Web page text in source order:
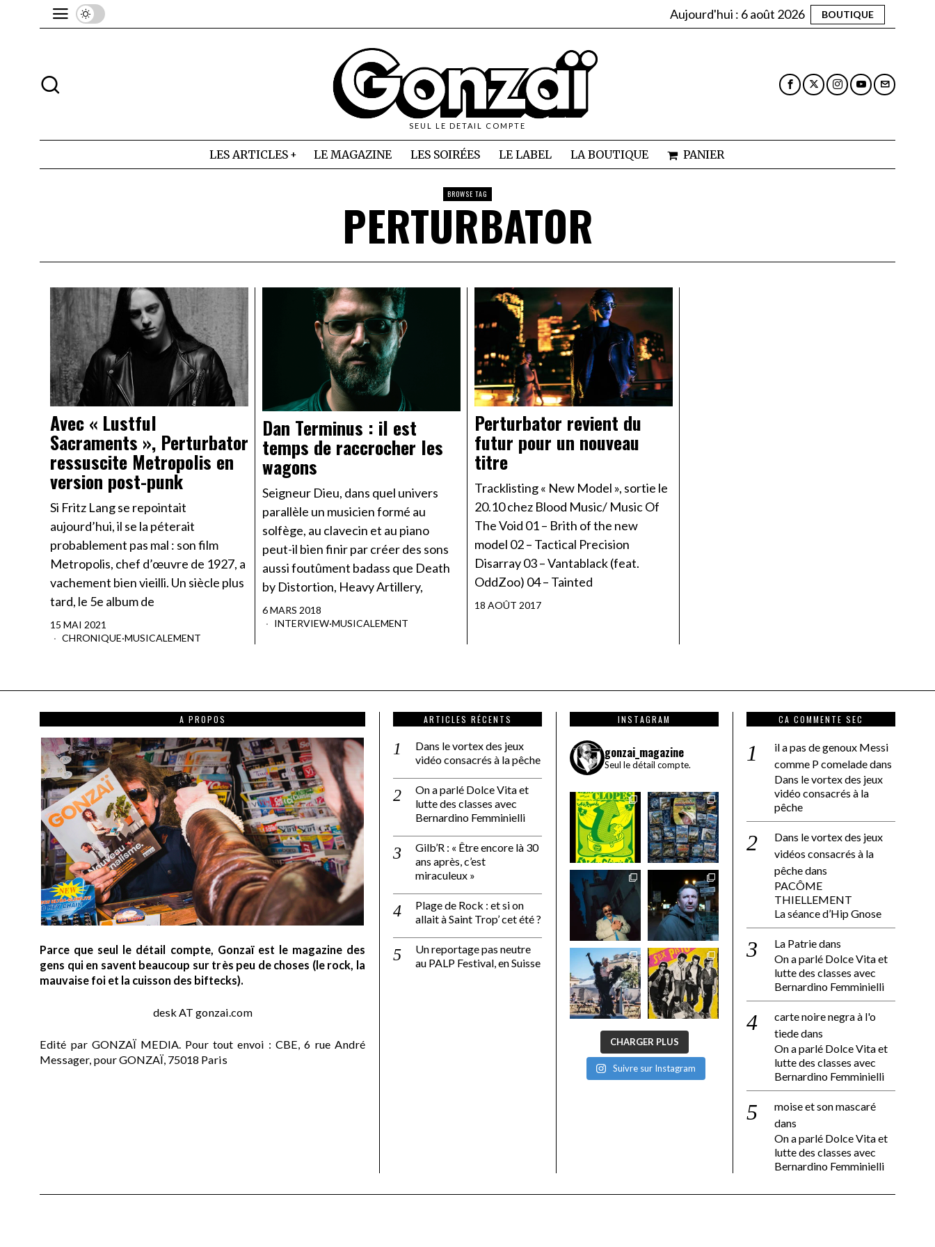
Aujourd'hui : 6 août 2026 BOUTIQUE
SEUL LE DETAIL COMPTE
LES ARTICLES LE MAGAZINE LES SOIRÉES LE LABEL LA BOUTIQUE PANIER
BROWSE TAG
PERTURBATOR
Avec « Lustful
Sacraments », Perturbator
ressuscite Metropolis en
version post-punk
Si Fritz Lang se repointait
aujourd’hui, il se la péterait
probablement pas mal : son film
Metropolis, chef d’œuvre de 1927, a
vachement bien vieilli. Un siècle plus
tard, le 5e album de
15 MAI 2021
CHRONIQUE·MUSICALEMENT
Dan Terminus : il est
temps de raccrocher les
wagons
Seigneur Dieu, dans quel univers
parallèle un musicien formé au
solfège, au clavecin et au piano
peut-il bien finir par créer des sons
aussi foutûment badass que Death
by Distortion, Heavy Artillery,
6 MARS 2018
INTERVIEW·MUSICALEMENT
Perturbator revient du
futur pour un nouveau
titre
Tracklisting « New Model », sortie le
20.10 chez Blood Music/ Music Of
The Void 01 – Brith of the new
model 02 – Tactical Precision
Disarray 03 – Vantablack (feat.
OddZoo) 04 – Tainted
18 AOÛT 2017
A PROPOS
Parce que seul le détail compte, Gonzaï est le magazine des
gens qui en savent beaucoup sur très peu de choses (le rock, la
mauvaise foi et la cuisson des biftecks).
desk AT gonzai.com
Edité par GONZAÏ MEDIA. Pour tout envoi : CBE, 6 rue André
Messager, pour GONZAÏ, 75018 Paris
ARTICLES RÉCENTS
Dans le vortex des jeux
vidéo consacrés à la pêche
On a parlé Dolce Vita et
lutte des classes avec
Bernardino Femminielli
Gilb’R : « Être encore là 30
ans après, c’est
miraculeux »
Plage de Rock : et si on
allait à Saint Trop’ cet été ?
Un reportage pas neutre
au PALP Festival, en Suisse
INSTAGRAM
gonzai_magazine
Seul le détail compte.
CHARGER PLUS
Suivre sur Instagram
CA COMMENTE SEC
il a pas de genoux Messi
comme P comeladedans
Dans le vortex des jeux
vidéo consacrés à la
pêche
Dans le vortex des jeux
vidéos consacrés à la
pêchedans
PACÔME
THIELLEMENT
La séance d’Hip Gnose
La Patriedans
On a parlé Dolce Vita et
lutte des classes avec
Bernardino Femminielli
carte noire negra à l'o
tiededans
On a parlé Dolce Vita et
lutte des classes avec
Bernardino Femminielli
moise et son mascaré
dans
On a parlé Dolce Vita et
lutte des classes avec
Bernardino Femminielli